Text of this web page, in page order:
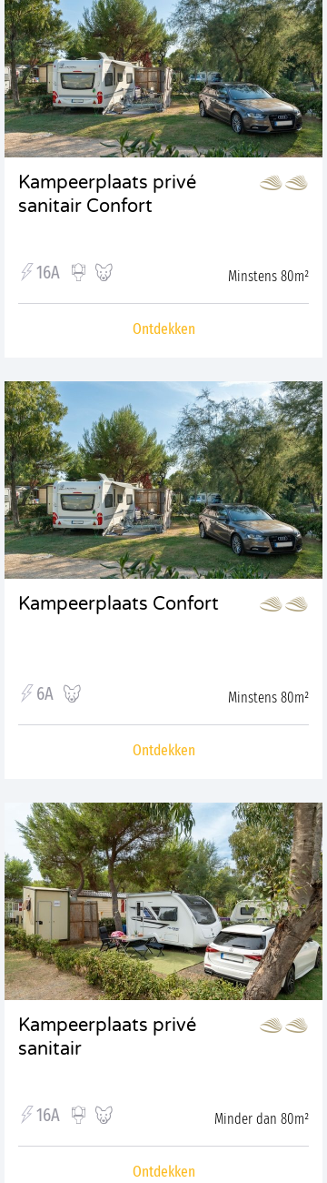
Kampeerplaats privé
sanitair Confort
16A Minstens 80m²
Ontdekken
Kampeerplaats Confort
6A Minstens 80m²
Ontdekken
Kampeerplaats privé
sanitair
16A Minder dan 80m²
Ontdekken